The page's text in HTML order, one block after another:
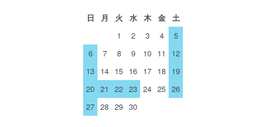
日 月 火 水 木 金
土
1
2 3 4
5
6
7 8 9 10 11
12
13 14 15 16 17 18 19
20 21 22 23 24 25 26
27 28 29 30